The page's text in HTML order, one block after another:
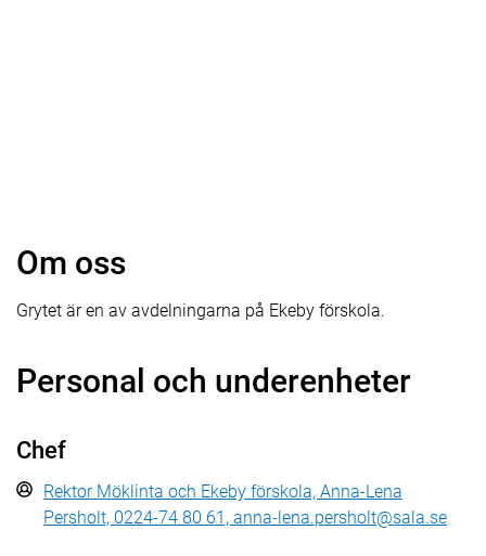
Om oss
Grytet är en av avdelningarna på Ekeby förskola.
Personal och underenheter
Chef
Rektor Möklinta och Ekeby förskola, Anna-Lena
Persholt, 0224-74 80 61, anna-lena.persholt@sala.se